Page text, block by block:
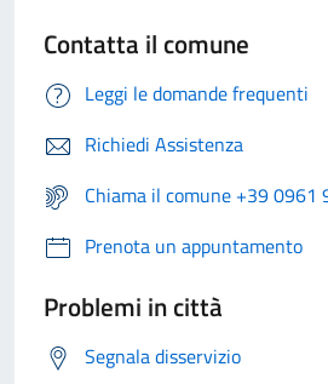
Contatta il comune
Leggi le domande frequenti
Richiedi Assistenza
Chiama il comune +39 0961
Prenota un appuntamento
Problemi in città
Segnala disservizio